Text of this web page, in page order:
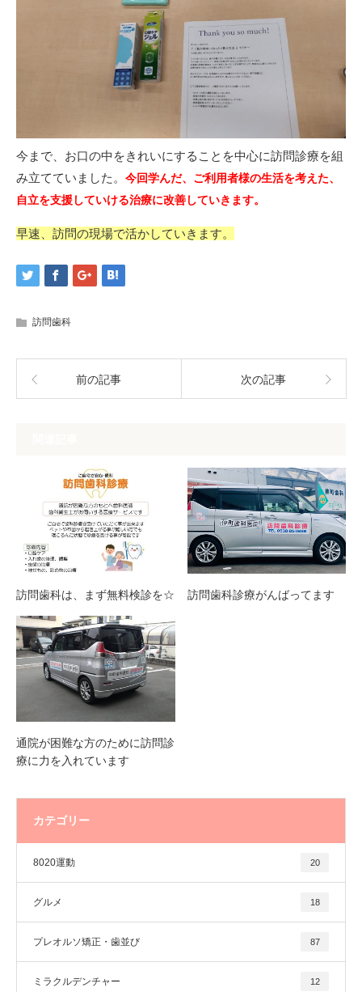
今まで、お口の中をきれいにすることを中心に訪問診療を組
み立てていました。 今回学んだ、ご利用者様の生活を考えた、
自立を支援していける治療に改善していきます。
早速、訪問の現場で活かしていきます。
訪問歯科
前の記事 次の記事
訪問歯科は、まず無料検診を☆ 訪問歯科診療がんばってます
通院が困難な方のために訪問診
療に力を入れています
カテゴリー
8020運動 20
グルメ 18
プレオルソ矯正・歯並び 87
ミラクルデンチャー 12